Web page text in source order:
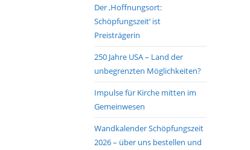
Der ‚Hoffnungsort:
Schöpfungszeit‘ ist
Preisträgerin
250 Jahre USA – Land der
unbegrenzten Möglichkeiten?
Impulse für Kirche mitten im
Gemeinwesen
Wandkalender Schöpfungszeit
2026 – über uns bestellen und